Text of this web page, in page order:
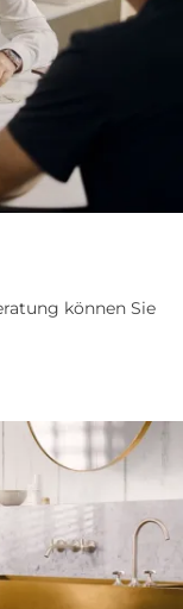
können Sie